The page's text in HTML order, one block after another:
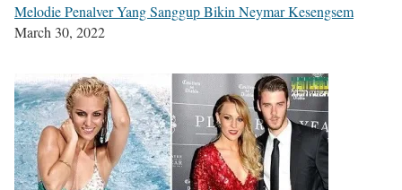
Melodie Penalver Yang Sanggup Bikin Neymar Kesengsem
March 30, 2022